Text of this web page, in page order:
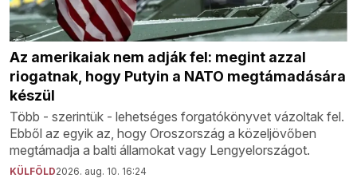
Az amerikaiak nem adják fel: megint azzal
riogatnak, hogy Putyin a NATO megtámadására
készül
Több - szerintük - lehetséges forgatókönyvet vázoltak fel.
Ebből az egyik az, hogy Oroszország a közeljövőben
megtámadja a balti államokat vagy Lengyelországot.
KÜLFÖLD2026. aug. 10. 16:24